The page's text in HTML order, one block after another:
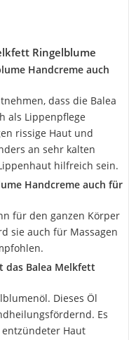
Ringelblume
Handcreme auch
dass die Balea
als Lippenpflege
rissige Haut und
an sehr kalten
hilfreich sein.
Handcreme auch für
für den ganzen Körper
sie auch für Massagen
das Balea Melkfett
Dieses Öl
Es
Haut